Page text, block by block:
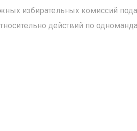
избирательных комиссий
действий по